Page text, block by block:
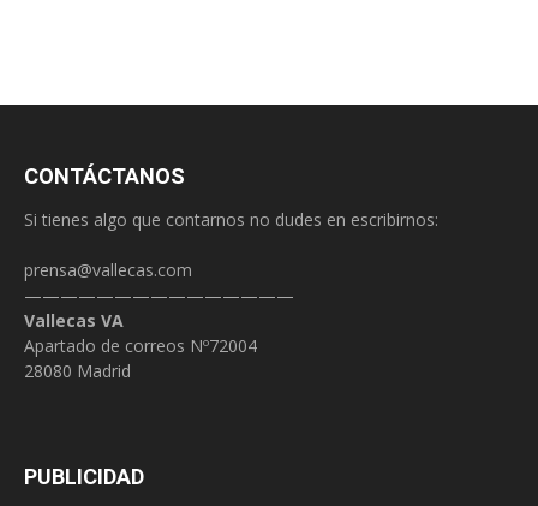
CONTÁCTANOS
Si tienes algo que contarnos no dudes en escribirnos:
prensa@vallecas.com
———————————————
Vallecas VA
Apartado de correos Nº72004
28080 Madrid
PUBLICIDAD